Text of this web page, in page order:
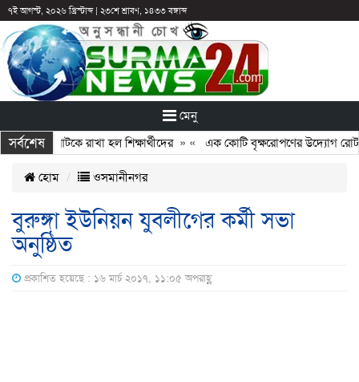
৭ই আগস্ট, ২০২৬ খ্রিস্টাব্দ| ২৩শে শ্রাবণ, ১৪৩৩ বঙ্গাব্দ
মেনু
সর্বশেষ
পরও আটকে রাখা হল শিক্ষার্থীদের» «এক কোটি বৃক্ষরোপণের উদ্যোগ
হোম ওসমানীনগর
বুরুঙ্গা ইউনিয়ন যুবলীগের কর্মী সভা
অনুষ্ঠিত
প্রকাশিত হয়েছে : ১৬ মার্চ ২০১৭, ১১:০৫ অপরাহ্ণ